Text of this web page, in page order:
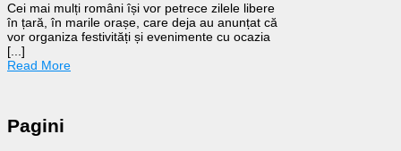
Cei mai mulți români își vor petrece zilele libere
în țară, în marile orașe, care deja au anunțat că
vor organiza festivități și evenimente cu ocazia
[...]
Read More
Pagini